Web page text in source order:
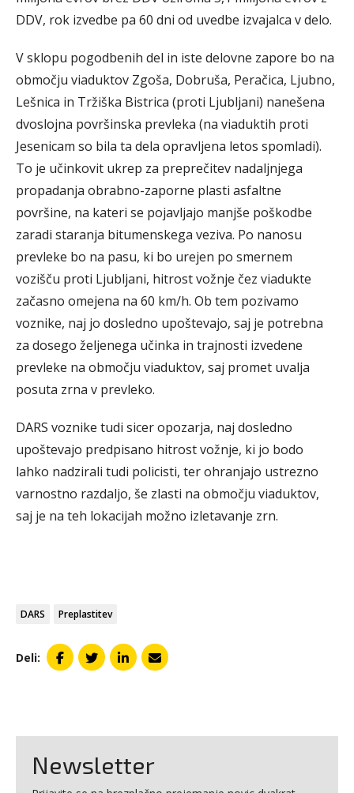
DDV, rok izvedbe pa 60 dni od uvedbe izvajalca v delo.
V sklopu pogodbenih del in iste delovne zapore bo na
območju viaduktov Zgoša, Dobruša, Peračica, Ljubno,
Lešnica in Tržiška Bistrica (proti Ljubljani) nanešena
dvoslojna površinska prevleka (na viaduktih proti
Jesenicam so bila ta dela opravljena letos spomladi).
To je učinkovit ukrep za preprečitev nadaljnjega
propadanja obrabno-zaporne plasti asfaltne
površine, na kateri se pojavljajo manjše poškodbe
zaradi staranja bitumenskega veziva. Po nanosu
prevleke bo na pasu, ki bo urejen po smernem
vozišču proti Ljubljani, hitrost vožnje čez viadukte
začasno omejena na 60 km/h. Ob tem pozivamo
voznike, naj jo dosledno upoštevajo, saj je potrebna
za dosego željenega učinka in trajnosti izvedene
prevleke na območju viaduktov, saj promet uvalja
posuta zrna v prevleko.
DARS voznike tudi sicer opozarja, naj dosledno
upoštevajo predpisano hitrost vožnje, ki jo bodo
lahko nadzirali tudi policisti, ter ohranjajo ustrezno
varnostno razdaljo, še zlasti na območju viaduktov,
saj je na teh lokacijah možno izletavanje zrn.
DARS Preplastitev
Deli:
Newsletter